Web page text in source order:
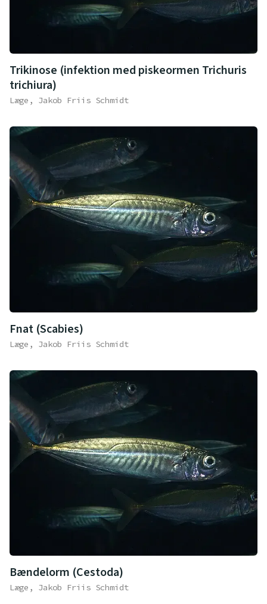
Trikinose (infektion med piskeormen Trichuris
trichiura)
Læge, Jakob Friis Schmidt
Fnat (Scabies)
Læge, Jakob Friis Schmidt
Bændelorm (Cestoda)
Læge, Jakob Friis Schmidt